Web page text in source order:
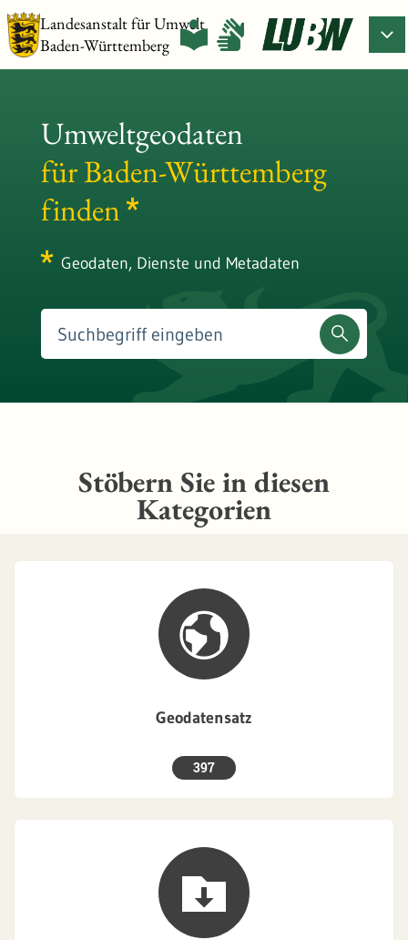
Landesanstalt für Umwelt
Baden-Württemberg
Umweltgeodaten
für Baden-Württemberg
finden
Geodaten, Dienste und Metadaten
Stöbern Sie in diesen
Kategorien
Geodatensatz
397